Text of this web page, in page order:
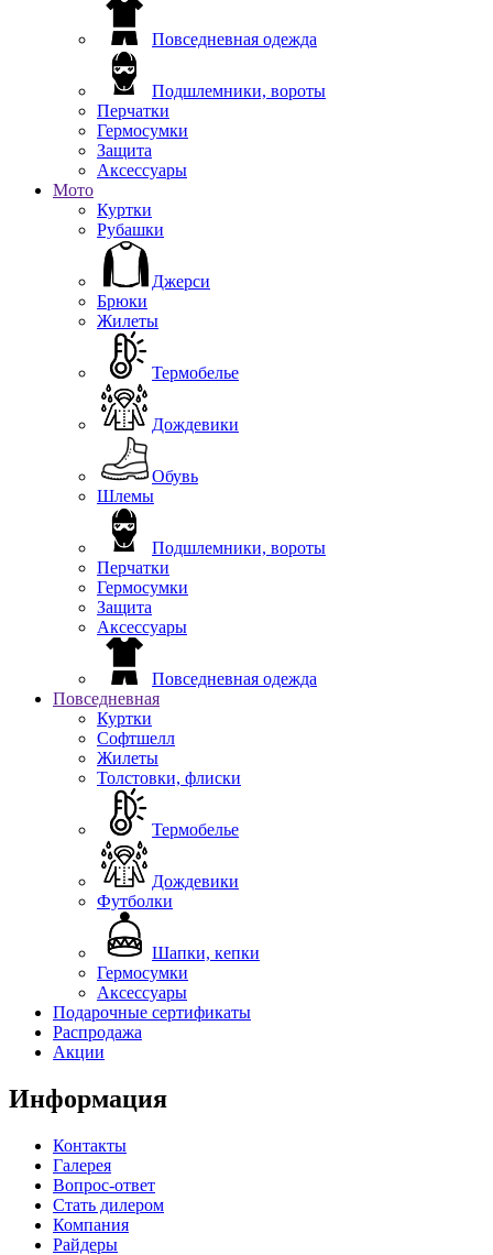
Повседневная одежда
Подшлемники, вороты
Перчатки
Гермосумки
Защита
Аксессуары
Мото
Куртки
Рубашки
Джерси
Брюки
Жилеты
Термобелье
Дождевики
Обувь
Шлемы
Подшлемники, вороты
Перчатки
Гермосумки
Защита
Аксессуары
Повседневная одежда
Повседневная
Куртки
Софтшелл
Жилеты
Толстовки, флиски
Термобелье
Дождевики
Футболки
Шапки, кепки
Гермосумки
Аксессуары
Подарочные сертификаты
Распродажа
Акции
Информация
Контакты
Галерея
Вопрос-ответ
Стать дилером
Компания
Райдеры